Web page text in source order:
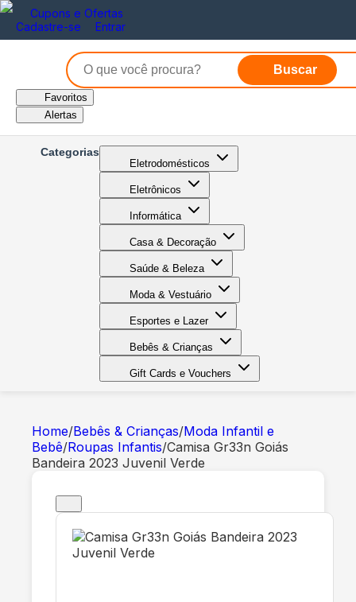
Cupons e Ofertas
Cadastre-se
Entrar
Buscar
Favoritos
Alertas
Categorias
Eletrodomésticos
Eletrônicos
Informática
Casa & Decoração
Saúde & Beleza
Moda & Vestuário
Esportes e Lazer
Bebês & Crianças
Gift Cards e Vouchers
Home/Bebês & Crianças/Moda Infantil e
Bebê/Roupas Infantis/Camisa Gr33n Goiás
Bandeira 2023 Juvenil Verde